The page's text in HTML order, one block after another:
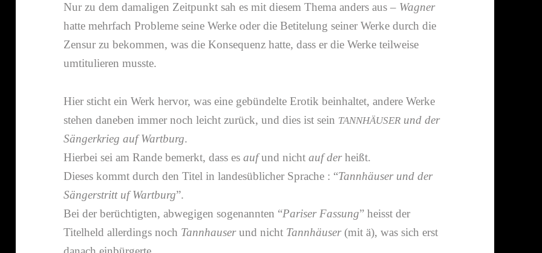
Nur zu dem dama­ligen Zeitpunkt sah es mit diesem Thema anders aus – Wagner
hatte mehr­fach Probleme seine Werke oder die Betitelung seiner Werke durch die
Zensur zu bekommen, was die Konsequenz hatte, dass er die Werke teil­weise
umti­tu­lieren musste.
Hier sticht ein Werk hervor, was eine gebün­delte Erotik beinhaltet, andere Werke
stehen daneben immer noch leicht zurück, und dies ist sein TANNHÄUSER und der
Sängerkrieg auf Wartburg.
Hierbei sei am Rande bemerkt, dass esaufund nichtauf derheißt.
Dieses kommt durch den Titel in landes­üb­li­cher Sprache : “Tannhäuser und der
Sängerstritt uf Wartburg”.
Bei der berüch­tigten, abwe­gigen soge­nannten “Pariser Fassung” heisst der
Titelheld aller­dings noch Tannhauserund nicht Tannhäuser(mit ä), was sich erst